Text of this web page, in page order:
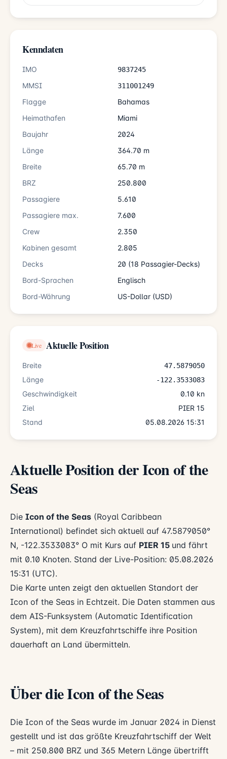
Kenndaten
IMO 9837245
MMSI 311001249
Flagge
Bahamas
Heimathafen
Miami
Baujahr
2024
Länge
364.70 m
Breite
65.70 m
BRZ
250.800
Passagiere
5.610
Passagiere max.
7.600
Crew
2.350
Kabinen gesamt
2.805
Decks
20 (18 Passagier-Decks)
Bord-Sprachen
Englisch
Bord-Währung
US-Dollar (USD)
Live Aktuelle Position
Breite 47.5879050
Länge -122.3533083
Geschwindigkeit
0.10 kn
Ziel
PIER 15
Stand
05.08.2026 15:31
Aktuelle Position der Icon of the
Seas
Die Icon of the Seas (Royal Caribbean
International) befindet sich aktuell auf 47.5879050°
N, -122.3533083° O mit Kurs auf PIER 15 und fährt
mit 0.10 Knoten. Stand der Live-Position: 05.08.2026
15:31 (UTC).
Die Karte unten zeigt den aktuellen Standort der
Icon of the Seas in Echtzeit. Die Daten stammen aus
dem AIS-Funksystem (Automatic Identification
System), mit dem Kreuzfahrtschiffe ihre Position
dauerhaft an Land übermitteln.
Über die Icon of the Seas
Die Icon of the Seas wurde im Januar 2024 in Dienst
gestellt und ist das größte Kreuzfahrtschiff der Welt
– mit 250.800 BRZ und 365 Metern Länge übertrifft